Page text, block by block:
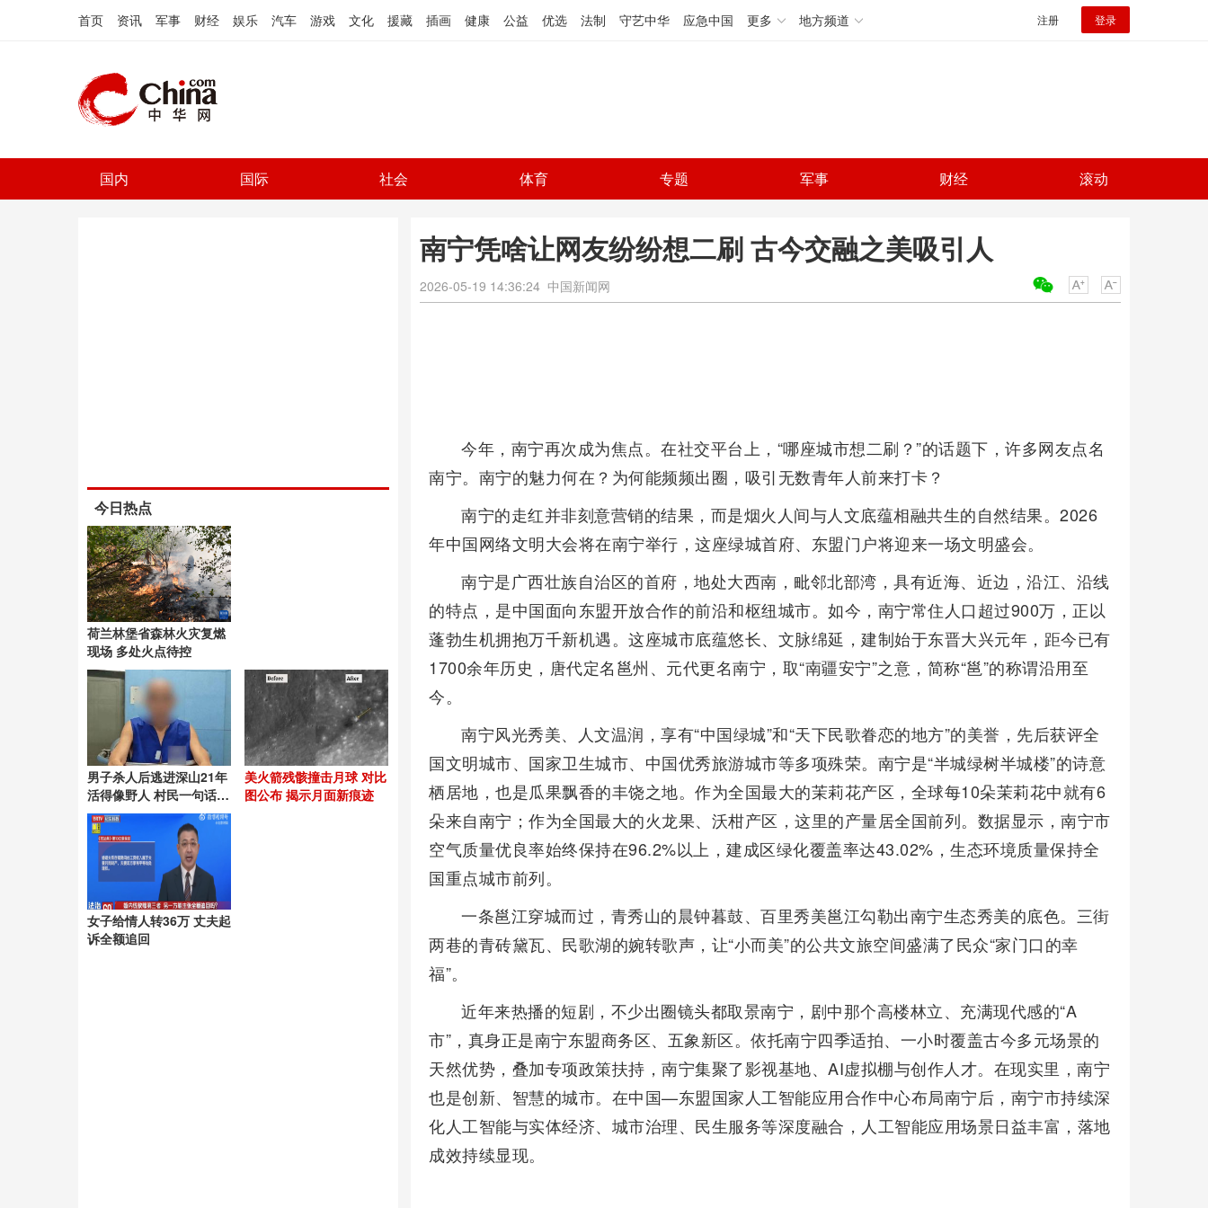
首页 资讯 军事 财经 娱乐 汽车 游戏 文化 援藏 插画 健康 公益 优选 法制 守艺中华 应急中国 更多 地方频道 注册 登录
国内 国际 社会 体育 专题 军事 财经 滚动
南宁凭啥让网友纷纷想二刷 古今交融之美吸引人
2026-05-19 14:36:24 中国新闻网
今年，南宁再次成为焦点。在社交平台上，“哪座城市想二刷？”的话题下，许多网友点名
南宁。南宁的魅力何在？为何能频频出圈，吸引无数青年人前来打卡？
南宁的走红并非刻意营销的结果，而是烟火人间与人文底蕴相融共生的自然结果。2026
年中国网络文明大会将在南宁举行，这座绿城首府、东盟门户将迎来一场文明盛会。
南宁是广西壮族自治区的首府，地处大西南，毗邻北部湾，具有近海、近边，沿江、沿线
的特点，是中国面向东盟开放合作的前沿和枢纽城市。如今，南宁常住人口超过900万，正以
蓬勃生机拥抱万千新机遇。这座城市底蕴悠长、文脉绵延，建制始于东晋大兴元年，距今已有
1700余年历史，唐代定名邕州、元代更名南宁，取“南疆安宁”之意，简称“邕”的称谓沿用至
今。
南宁风光秀美、人文温润，享有“中国绿城”和“天下民歌眷恋的地方”的美誉，先后获评全
国文明城市、国家卫生城市、中国优秀旅游城市等多项殊荣。南宁是“半城绿树半城楼”的诗意
栖居地，也是瓜果飘香的丰饶之地。作为全国最大的茉莉花产区，全球每10朵茉莉花中就有6
朵来自南宁；作为全国最大的火龙果、沃柑产区，这里的产量居全国前列。数据显示，南宁市
空气质量优良率始终保持在96.2%以上，建成区绿化覆盖率达43.02%，生态环境质量保持全
国重点城市前列。
一条邕江穿城而过，青秀山的晨钟暮鼓、百里秀美邕江勾勒出南宁生态秀美的底色。三街
两巷的青砖黛瓦、民歌湖的婉转歌声，让“小而美”的公共文旅空间盛满了民众“家门口的幸
福”。
近年来热播的短剧，不少出圈镜头都取景南宁，剧中那个高楼林立、充满现代感的“A
市”，真身正是南宁东盟商务区、五象新区。依托南宁四季适拍、一小时覆盖古今多元场景的
天然优势，叠加专项政策扶持，南宁集聚了影视基地、AI虚拟棚与创作人才。在现实里，南宁
也是创新、智慧的城市。在中国—东盟国家人工智能应用合作中心布局南宁后，南宁市持续深
化人工智能与实体经济、城市治理、民生服务等深度融合，人工智能应用场景日益丰富，落地
成效持续显现。
今日热点
荷兰林堡省森林火灾复燃
现场 多处火点待控
男子杀人后逃进深山21年
活得像野人 村民一句话牵
出线索
美火箭残骸撞击月球 对比
图公布 揭示月面新痕迹
女子给情人转36万 丈夫起
诉全额追回